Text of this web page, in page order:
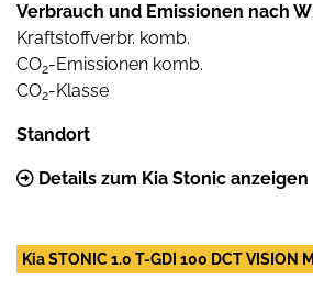
Verbrauch und Emissionen nach
Kraftstoffverbr. komb.
CO2-Emissionen komb.
CO2-Klasse
Standort
Details zum Kia Stonic anzeigen
Kia STONIC 1.0 T-GDI 100 DCT VISION